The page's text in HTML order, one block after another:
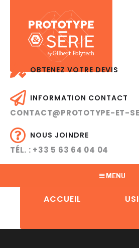
OBTENEZ VOTRE DEVIS
INFORMATION CONTACT
CONTACT@PROTOTYPE-ET-
NOUS JOINDRE
TÉL. : +33 5 63 64 04 04
MENU
ACCUEIL